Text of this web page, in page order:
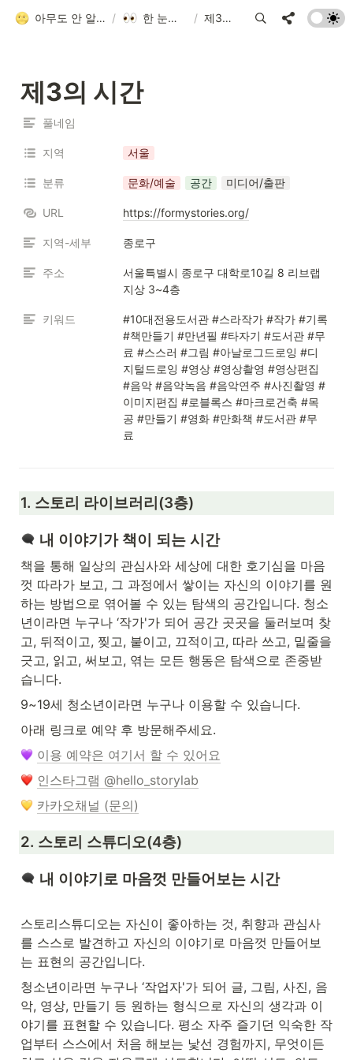
아무도 안 알려줘서 만든 청소년 네트워크 가이드 / 한 눈에 모아보기 / 제3의 시간
제3의 시간
풀네임
지역 서울
분류 문화/예술 공간 미디어/출판
URL https://formystories.org/
지역-세부 종로구
주소
서울특별시 종로구 대학로10길 8 리브랩
지상 3~4층
키워드
#10대전용도서관 #스라작가 #작가 #기록
#책만들기 #만년필 #타자기 #도서관 #무
료 #스스러 #그림 #아날로그드로잉 #디
지털드로잉 #영상 #영상촬영 #영상편집
#음악 #음악녹음 #음악연주 #사진촬영 #
이미지편집 #로블록스 #마크로건축 #목
공 #만들기 #영화 #만화책 #도서관 #무
료
1. 스토리 라이브러리(3층)
내 이야기가 책이 되는 시간
책을 통해 일상의 관심사와 세상에 대한 호기심을 마음
껏 따라가 보고, 그 과정에서 쌓이는 자신의 이야기를 원
하는 방법으로 엮어볼 수 있는 탐색의 공간입니다. 청소
년이라면 누구나 ‘작가'가 되어 공간 곳곳을 둘러보며 찾
고, 뒤적이고, 찢고, 붙이고, 끄적이고, 따라 쓰고, 밑줄을
긋고, 읽고, 써보고, 엮는 모든 행동은 탐색으로 존중받
습니다.
9~19세 청소년이라면 누구나 이용할 수 있습니다.
아래 링크로 예약 후 방문해주세요.
이용 예약은 여기서 할 수 있어요
인스타그램 @hello_storylab
카카오채널 (문의)
2. 스토리 스튜디오(4층)
내 이야기로 마음껏 만들어보는 시간
스토리스튜디오는 자신이 좋아하는 것, 취향과 관심사
를 스스로 발견하고 자신의 이야기로 마음껏 만들어보
는 표현의 공간입니다.
청소년이라면 누구나 ‘작업자'가 되어 글, 그림, 사진, 음
악, 영상, 만들기 등 원하는 형식으로 자신의 생각과 이
야기를 표현할 수 있습니다. 평소 자주 즐기던 익숙한 작
업부터 스스에서 처음 해보는 낯선 경험까지, 무엇이든